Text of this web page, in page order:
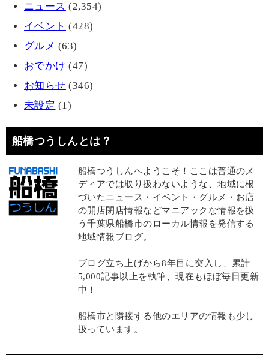
ニュース (2,354)
イベント (428)
グルメ (63)
おでかけ (47)
お知らせ (346)
未設定 (1)
船橋つうしんとは？
船橋つうしんへようこそ！ここは普通のメ
ディアでは取り扱わないような、地域に根
づいたニュース・イベント・グルメ・お店
の開店閉店情報などマニアックな情報を扱
う千葉県船橋市のローカル情報を発信する
地域情報ブログ。
ブログ立ち上げから8年目に突入し、累計
5,000記事以上を執筆、現在もほぼ毎日更新
中！
船橋市と隣接する他のエリアの情報も少し
扱っています。